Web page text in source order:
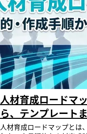
ク対応から学びの実践まで
けでなく、学びの実践への
チャット上で案内する「期
LMS「SmartSkill Campus
移。案内から実践までの手
す。 ＜３＞ チャットウィ
ステムにログインすると、
ット形式）が登場します。
ーザーの迷いをなくし、経
目を通すだけで「今やるべ
きる、親しみやすくストレ
機能詳細は公式HPよりご確
HP「AIナビゲーター」＞
function/ai-navigator シス
ます。 背景：労働力不足
力」育成ニーズ 労働人口
期戦力化」が急務となって
いった対人業務においては
の場面でとっさに使いこな
トの経験」の不足が、現場
す。 あわせて、人的資本経
導者個人のスキルに頼りが
いて標準化・可視化する方
面でのロールプレイングは
担当者によってばらつくと
た育成の質を担保すること
した中、時間や場所を問わ
な評価によって育成の質
人材育成ロードマ
ら、テンプレート
人材育成ロードマップとは、企業の持続的な成長を実現するために不可欠な、中長期的な人材育成計画のことです。 この記事では、ロードマップの基本的な作り方から、すぐに活用できるテンプレートまでを網羅的に解説します。 計画が形骸化するのを防ぎ、効果的な人材育成を実現するための具体的な手順とポイントを押さえることが可能です。 AI搭載の人財戦略ツール「SmartSkill HCE」は、スキルやコンピテンシーの可視化でロードマップの現状把握を支え、AI活用で計画倒れを防ぐ、新しいタレントマネジメントシステムです。 サービスの詳細や機能については、公式ページをご覧ください。 目次 そもそも人材育成ロードマップとは？ なぜ今、人材育成にロードマップが必要とされるのか 人材育成ロードマップが形骸化する理由と、防ぐためのポイント 【6ステップで解説】人材育成ロードマップの具体的な作成手順 すぐに使える人材育成ロードマップのテンプレートを紹介 【職種・キャリア志向別】ロードマップ設計のポイント データとAIで実現する、人材育成ロードマップ「SmartSkill HCE」 まとめ 人材育成ロードマップに関するよくある質問 そもそも人材育成ロードマップとは？ 人材育成ロードマップは、企業の経営戦略と連動した、体系的な人材育成計画を示すものです。 社員一人ひとりが目指すべき姿と、そこへ至るまでの道筋を明確にすることで、効率的かつ効果的な成長を促します。 ここでは、その定義と関連用語との違いを解説します。 【関連記事のご紹介】 人材育成の基本については「人材育成で大切なこと7つ｜成功事例や階層別のポイント、フレームワークも解説」で詳しく紹介しています。ぜひご参考ください。 人材育成ロードマップの定義 人材育成ロードマップとは、社員が役職や等級に応じて、いつまでに、どのようなスキルや知識を、どういった方法で習得していくのかを具体的に示した計画書です。 個々の研修を点で行うのではなく、企業の経営目標達成というゴールから逆算し、必要なスキルセットを線で結び、体系的な育成の全体像を可視化します。 これにより、場当たり的ではない、戦略的な人材育成が可能となります。 「人材育成ロードマップ」と「人材育成計画」との違い 「人材育成ロードマップ」と「人材育成計画」は、多くの場合、ほぼ同じ意味で用いられます。 ただし、「ロードマップ」という言葉には、目標達成までの道のりや各ステップのつながりを、時系列に沿って視覚的に分かりやすく示すというニュアンスがより強く含まれます。 地図のように全体像を描くことで、社員自身が自身の現在地と目指すゴール、そして進むべきルートを直感的に理解しやすくなる点が特徴です。 なぜ今、人材育成にロードマップが必要とされるのか ビジネス環境が急速に変化し、働き方の多様化が進む現代において、戦略的な人材育成計画の重要性は増しています。 企業が持続的に成長するためには、場当たり的な教育ではなく、明確な指針に基づいた人材育成ロードマップが不可欠です。 ここでは、その具体的な理由を3つの観点から解説します。 経営ビジョンと個人のキャリアプランを連動させるため 企業の経営ビジョンや事業戦略と、社員一人ひとりのキャリアプランを連動させることは、組織全体のパフォーマンスを最大化する上で重要です。 人材育成ロードマップは、会社が社員に期待する役割やスキルを明確に示し、社員が自身の成長と会社の成長を重ね合わせるための共通言語となります。 これにより、社員は自身の業務が会社の目標達成にどう貢献するのかを理解し、モチベーション高く業務に取り組むことが可能になります。 育成担当者のスキルに依存しない一貫した教育を実現するため 教育が特定の管理職や先輩社員の経験や勘に頼る属人的な状態では、指導内容にばらつきが生じ、育成の質が安定しません。 また、その担当者が異動や退職をした場合に、育成ノウハウが失われるリスクもあります。 人材育成ロードマップを策定することで、全社で統一された育成基準が確立されます。 これにより、どの部署に配属されても、誰が指導担当になっても、一貫性のある質の高い教育を提供できる体制が整います。 社員の成長意欲を引き出しエンゲージメントを高めるため 社員が自身のキャリアの将来像を描けず、成長の道筋が見えない場合、学習意欲の低下や離職につながる可能性があります。 人材育成ロードマップによって、習得すべきスキルや次のステップが明確になることで、社員は具体的な目標を持って自己成長に取り組めます。 会社が自身のキャリア開発を真剣に支援してくれているという実感は、エンゲージメントを高め、人材の定着を促進します。 【関連記事のご紹介】 人材育成マネジメントについては「人材育成マネジメントとは？必要なスキルや育成の手法について徹底解説！」で詳しく紹介しています。ぜひご参考ください。 人材育成ロードマップが形骸化する理由と、防ぐためのポイント 多くの企業で、時間と労力をかけて作成した人材育成ロードマップが、いつの間にか活用されなくなる「形骸化」という課題が発生します。 計画倒れを防ぐためには、その原因を理解し、あらかじめ対策を講じることが不可欠です。 ここでは、形骸化の主な理由と、それを防ぐための具体的なポイントを解説します。 理由1：現状把握が不十分なまま作成される｜対策：客観的なデータでスキルを可視化する 形骸化の大きな原因の一つは、現場のスキルレベルや課題を正確に把握しないまま、理想論だけでロードマップを作成してしまうことです。 実態と乖離した計画は、実行が困難であったり、社員の納得感が得られなかったりします。 これを防ぐためには、タレントマネジメントシステムやスキルマップ、アセスメントツールなどを活用し、社員のスキルやコンピテンシーを客観的なデータで可視化することが重要です。 データに基づいた現状分析が、実効性の高い計画の土台となります。 理由2：現場に浸透せず、作成しただけで終わる｜対策：現場の管理職を巻き込み、全社的な協力体制を築く 人事部だけでロードマップを作成し、現場への説明や協力依頼が不十分な場合、現場の管理職や社員にとっては「やらされ仕事」となり、形骸化しやすくなります。 対策として、計画の策定段階から現場の管理職を巻き込み、意見をヒアリングすることが不可欠です。 また、完成後も全社説明会などを通じてロードマップの目的やメリットを丁寧に伝え、育成における管理職の役割を明確にすることで、全社的な協力体制を構築できます。 理由3：人事評価制度と連動していない｜対策：評価制度と連動させ、成長を正しく評価する ロードマップに沿ってスキルを習得し、努力を重ねても、それが昇給や昇格といった評価に結びつかなければ、社員のモチベーションは維持できません。 ロードマップを実効性のあるものにするためには、人事評価制度との連動が不可欠です。 例えば、ロードマップで定められたスキルの習得度や目標の達成度を評価項目に組み込む、あるいは昇格の必須要件とするなど、成長が正当に評価される仕組みを整えることが重要です。 【6ステップで解説】人材育成ロードマップの具体的な作成手順 効果的な人材育成ロードマップを作成するには、体系立てられた手順を踏むことが重要です。 ここでは、経営戦略との整合性を確保し、実用的な人材育成計画を策定するための具体的な作り方を6つのステップに分けて解説します。 この手順に沿って進めることで、網羅的で実効性の高いロードマップを作成できます。 STEP1：経営理念や事業戦略を再確認する 人材育成は、企業の経営目標を達成するための手段です。 したがって、ロードマップ作成の最初のステップは、自社の経営理念や中期経営計画、事業戦略を再確認することから始まります。 会社が将来どのような姿を目指しているのか、そのためにどのような人材が必要なのかという「育成のゴール」を明確に設定することが、全ての土台となります。 このゴールが曖昧なままでは、一貫性のない育成計画になってしまいます。 STEP2：等級や役職ごとに理想の人材像を定義する 次に、STEP1で明確にした育成のゴールから逆算し、等級や役職ごとに求められる理想の人材像を具体的に定義します。 この際、「リーダーシップを発揮できる」といった抽象的な言葉ではなく、「部下5名の目標設定と進捗管理を行い、チーム目標を達成できる」のように、具体的な行動レベルで求められるスキル、知識、行動特性を洗い出すことが重要です。 STEP3：現状のスキルレベルを可視化し課題を洗い出す 理想の人材像を定義したら、次は社員一人ひとりの現状を把握します。 スキルチェックシート